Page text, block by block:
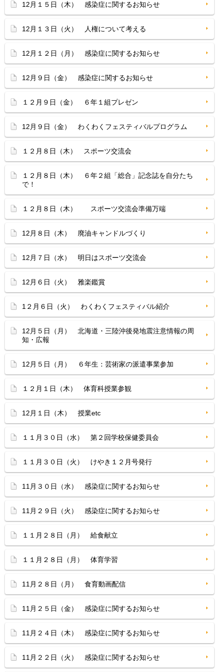
12月１５日（木） 感染症に関するお知らせ
12月１３日（火） 人権について考える
12月１２日（月） 感染症に関するお知らせ
12月９日（金） 感染症に関するお知らせ
１２月９日（金） ６年１組プレゼン
12月９日（金） わくわくフェスティバルプログラム
１２月８日（木） スポーツ交流会
１２月８日（木） ６年２組「総合」記念誌を自分たち
で！
１２月８日（木） スポーツ交流会準備万端
12月８日（木） 廃油キャンドルづくり
12月７日（水） 明日はスポーツ交流会
12月６日（火） 雅楽鑑賞
1２月６日（火） わくわくフェスティバル紹介
12月５日（月） 北海道・三陸沖後発地震注意情報の周
知・広報
12月５日（月） ６年生：芸術家の派遣事業参加
１２月１日（木） 体育科授業参観
12月１日（木） 授業etc
１１月３０日（水） 第２回学校保健委員会
１１月３０日（火） けやき１２月号発行
11月３０日（水） 感染症に関するお知らせ
11月２９日（火） 感染症に関するお知らせ
１１月２８日（月） 給食献立
１１月２８日（月） 体育学習
11月２８日（月） 食育動画配信
11月２５日（金） 感染症に関するお知らせ
11月２４日（木） 感染症に関するお知らせ
11月２２日（火） 感染症に関するお知らせ